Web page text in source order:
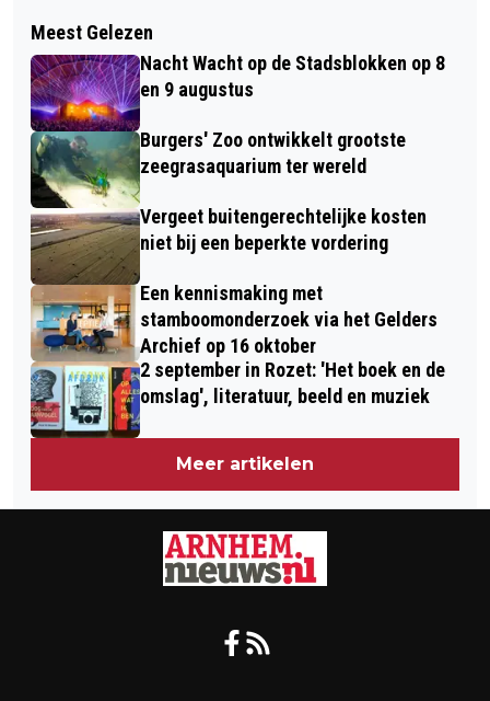
VERGETEN VERHALEN UIT LAATSTE
OORLOGSJAAR IN PARK OPEN
BRITSE VETERANEN GEWEIGERD BIJ
ARNHEMSE HERDENKING
Meest Gelezen
Nacht Wacht op de Stadsblokken op 8
en 9 augustus
Burgers' Zoo ontwikkelt grootste
zeegrasaquarium ter wereld
Vergeet buitengerechtelijke kosten
niet bij een beperkte vordering
Een kennismaking met
stamboomonderzoek via het Gelders
Archief op 16 oktober
2 september in Rozet: 'Het boek en de
omslag', literatuur, beeld en muziek
Meer artikelen